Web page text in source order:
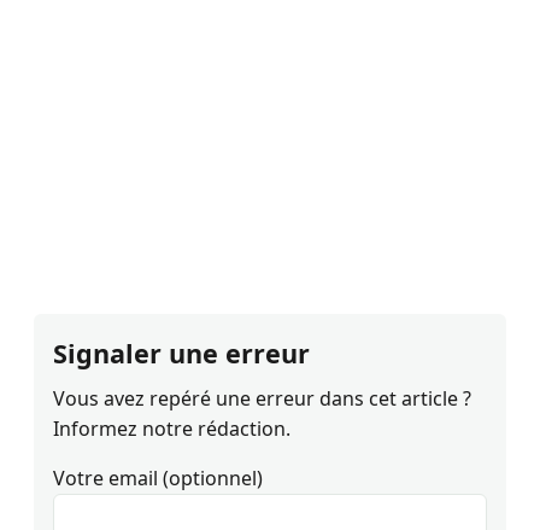
Signaler une erreur
Vous avez repéré une erreur dans cet article ?
Informez notre rédaction.
Votre email (optionnel)